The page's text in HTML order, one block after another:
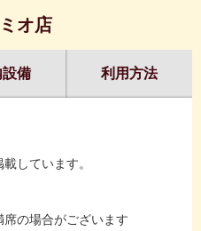
オ店
設備 利用方法
しています。
の場合がございます